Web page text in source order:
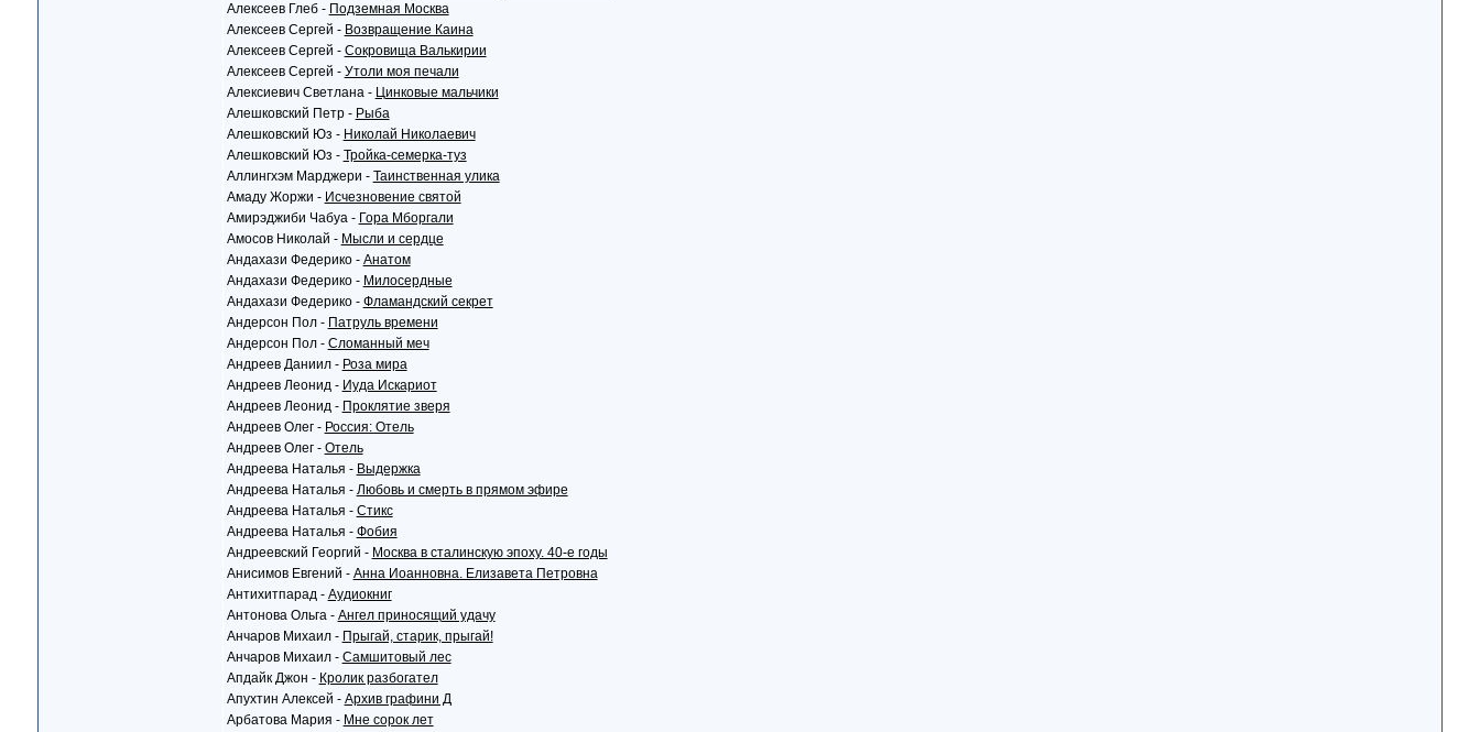
Алексеев Глеб - Подземная Москва
Алексеев Сергей - Возвращение Каина
Алексеев Сергей - Сокровища Валькирии
Алексеев Сергей - Утоли моя печали
Алексиевич Светлана - Цинковые мальчики
Алешковский Петр - Рыба
Алешковский Юз - Николай Николаевич
Алешковский Юз - Тройка-семерка-туз
Аллингхэм Марджери - Таинственная улика
Амаду Жоржи - Исчезновение святой
Амирэджиби Чабуа - Гора Мборгали
Амосов Николай - Мысли и сердце
Андахази Федерико - Анатом
Андахази Федерико - Милосердные
Андахази Федерико - Фламандский секрет
Андерсон Пол - Патруль времени
Андерсон Пол - Сломанный меч
Андреев Даниил - Роза мира
Андреев Леонид - Иуда Искариот
Андреев Леонид - Проклятие зверя
Андреев Олег - Россия: Отель
Андреев Олег - Отель
Андреева Наталья - Выдержка
Андреева Наталья - Любовь и смерть в прямом эфире
Андреева Наталья - Стикс
Андреева Наталья - Фобия
Андреевский Георгий - Москва в сталинскую эпоху. 40-е годы
Анисимов Евгений - Анна Иоанновна. Елизавета Петровна
Антихитпарад - Аудиокниг
Антонова Ольга - Ангел приносящий удачу
Анчаров Михаил - Прыгай, старик, прыгай!
Анчаров Михаил - Самшитовый лес
Апдайк Джон - Кролик разбогател
Апухтин Алексей - Архив графини Д
Арбатова Мария - Мне сорок лет